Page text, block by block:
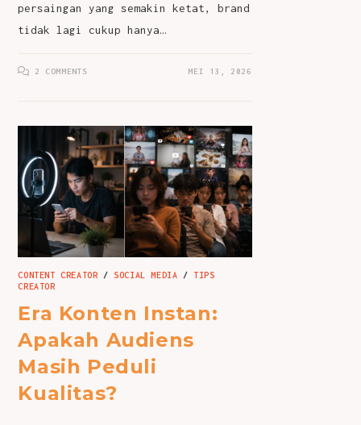
persaingan yang semakin ketat, brand
tidak lagi cukup hanya…
2 COMMENTS MEI 13, 2026
CONTENT CREATOR / SOCIAL MEDIA / TIPS
CREATOR
Era Konten Instan:
Apakah Audiens
Masih Peduli
Kualitas?